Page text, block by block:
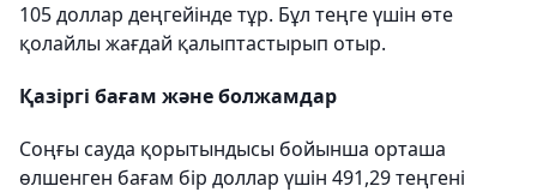
105 доллар деңгейінде тұр. Бұл теңге үшін өте
қолайлы жағдай қалыптастырып отыр.
Қазіргі бағам және болжамдар
Соңғы сауда қорытындысы бойынша орташа
өлшенген бағам бір доллар үшін 491,29 теңгені